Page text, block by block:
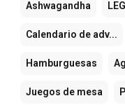
Ashwagandha
Calendario de adv...
Hamburguesas
Juegos de mesa